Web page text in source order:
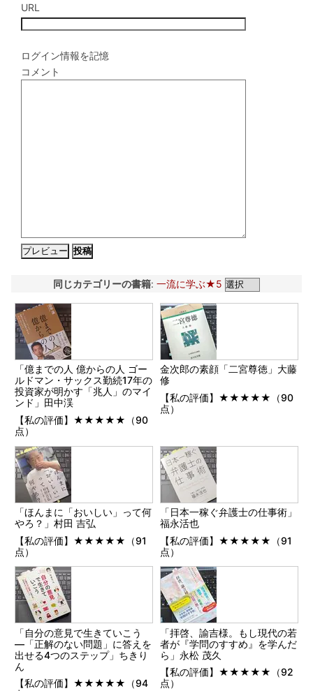
URL
ログイン情報を記憶
コメント
同じカテゴリーの書籍: 一流に学ぶ★5
「億までの人 億からの人 ゴー
ルドマン・サックス勤続17年の
投資家が明かす「兆人」のマイ
ンド」田中渓
【私の評価】★★★★★（90
点）
金次郎の素顔「二宮尊徳」大藤
修
【私の評価】★★★★★（90
点）
「ほんまに「おいしい」って何
やろ？」村田 吉弘
【私の評価】★★★★★（91
点）
「日本一稼ぐ弁護士の仕事術」
福永活也
【私の評価】★★★★★（91
点）
「自分の意見で生きていこう
―「正解のない問題」に答えを
出せる4つのステップ」ちきり
ん
【私の評価】★★★★★（94
「拝啓、諭吉様。もし現代の若
者が『学問のすすめ』を学んだ
ら」永松 茂久
【私の評価】★★★★★（92
点）